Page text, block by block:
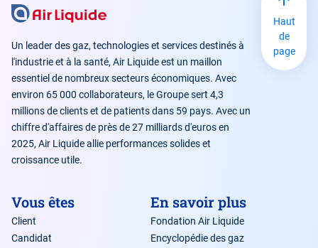
Un leader des gaz, technologies et services destinés à
l'industrie et à la santé, Air Liquide est un maillon
essentiel de nombreux secteurs économiques. Avec
environ 65 000 collaborateurs, le Groupe sert 4,3
millions de clients et de patients dans 59 pays. Avec un
chiffre d'affaires de près de 27 milliards d'euros en
2025, Air Liquide allie performances solides et
croissance utile.
Vous êtes
Client
Candidat
En savoir plus
Fondation Air Liquide
Encyclopédie des gaz
Haut
de
page